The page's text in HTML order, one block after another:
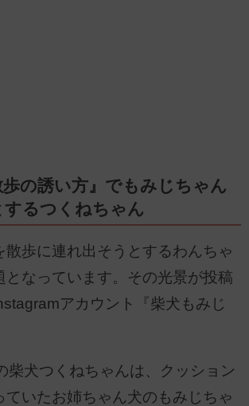
歩の誘い方』でもみじちゃん
るつくねちゃん
散歩に連れ出そうとするわんちゃ
となっています。その光景が投稿
アカウント『柴犬もみじ
柴犬つくねちゃんは、クッション
ていたお姉ちゃん犬のもみじちゃ